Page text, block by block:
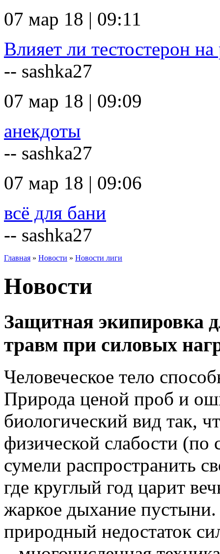
07 мар 18 | 09:11
Влияет ли тестостерон на
-- sashka27
07 мар 18 | 09:09
анекдоты
-- sashka27
07 мар 18 | 09:06
всё для бани
-- sashka27
Главная » Новости » Новости лиги
Новости
Защитная экипировка
травм при силовых
Человеческое тело
Природа ценой проб и
биологический вид так,
физической слабости
сумели распространить
где круглый год царит
жаркое дыхание пустыни.
природный недостаток